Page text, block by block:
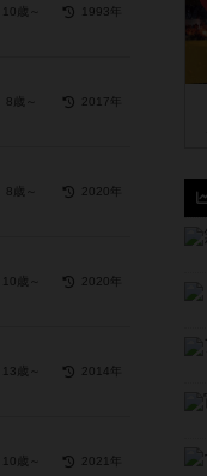
10歳～ 1993年
8歳～ 2017年
8歳～ 2020年
10歳～ 2020年
13歳～ 2014年
10歳～ 2021年